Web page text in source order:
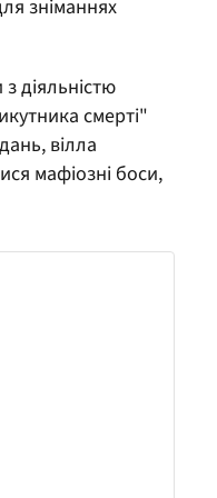
зніманнях
діяльністю
смерті"
вілла
мафіозні боси,